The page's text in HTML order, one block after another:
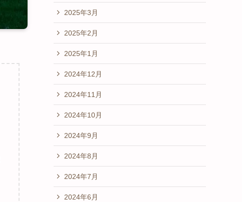
2025年3月
2025年2月
2025年1月
2024年12月
2024年11月
2024年10月
2024年9月
2024年8月
2024年7月
2024年6月